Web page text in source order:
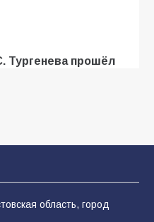
Тургенева прошёл
дорожные работы
область, город